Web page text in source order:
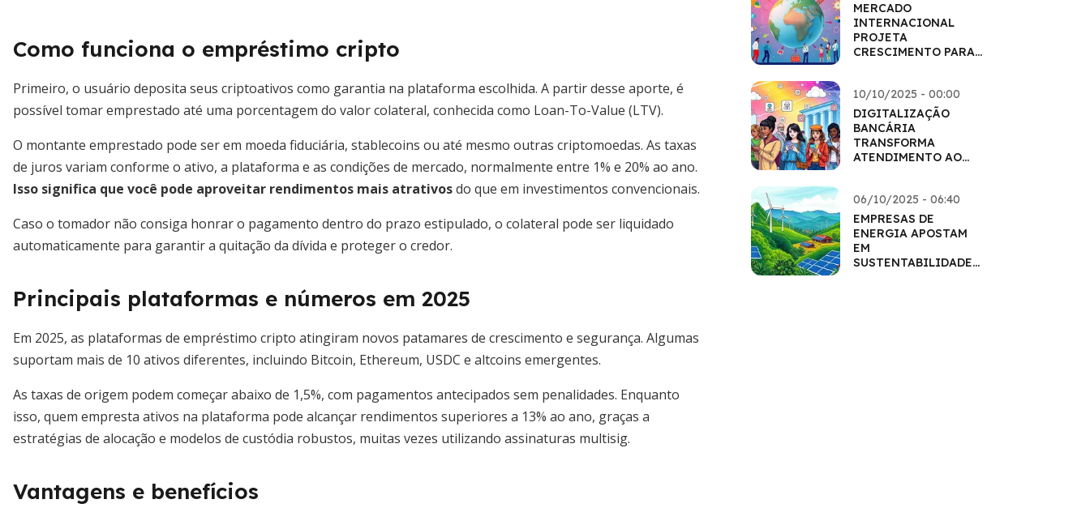
Como funciona o empréstimo cripto
Primeiro, o usuário deposita seus criptoativos como garantia na plataforma escolhida. A partir desse aporte, é
possível tomar emprestado até uma porcentagem do valor colateral, conhecida como Loan-To-Value (LTV).
O montante emprestado pode ser em moeda fiduciária, stablecoins ou até mesmo outras criptomoedas. As taxas
de juros variam conforme o ativo, a plataforma e as condições de mercado, normalmente entre 1% e 20% ao ano.
Isso significa que você pode aproveitar rendimentos mais atrativosdo que em investimentos convencionais.
Caso o tomador não consiga honrar o pagamento dentro do prazo estipulado, o colateral pode ser liquidado
automaticamente para garantir a quitação da dívida e proteger o credor.
Principais plataformas e números em 2025
Em 2025, as plataformas de empréstimo cripto atingiram novos patamares de crescimento e segurança. Algumas
suportam mais de 10 ativos diferentes, incluindo Bitcoin, Ethereum, USDC e altcoins emergentes.
As taxas de origem podem começar abaixo de 1,5%, com pagamentos antecipados sem penalidades. Enquanto
isso, quem empresta ativos na plataforma pode alcançar rendimentos superiores a 13% ao ano, graças a
estratégias de alocação e modelos de custódia robustos, muitas vezes utilizando assinaturas multisig.
Vantagens e benefícios
MERCADO
INTERNACIONAL
PROJETA
CRESCIMENTO PARA
10/10/2025 - 00:00
DIGITALIZAÇÃO
BANCÁRIA
TRANSFORMA
ATENDIMENTO AO
06/10/2025 - 06:40
EMPRESAS DE
ENERGIA APOSTAM
EM
SUSTENTABILIDADE